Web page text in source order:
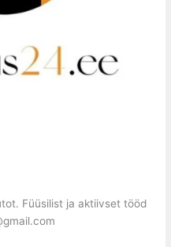
Füüsilist ja aktiivset tööd